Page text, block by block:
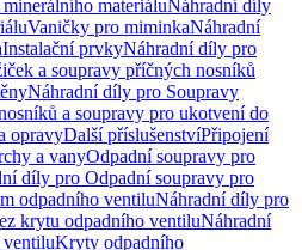
materiáluNáhradní díly
Vaničky pro miminkaNáhradní
Instalační prvkyNáhradní díly pro
a soupravy příčných nosníků
Náhradní díly pro Soupravy
a soupravy pro ukotvení do
opravyDalší příslušenstvíPřipojení
a vanyOdpadní soupravy pro
díly pro Odpadní soupravy pro
odpadního ventiluNáhradní díly pro
krytu odpadního ventiluNáhradní
Kryty odpadního